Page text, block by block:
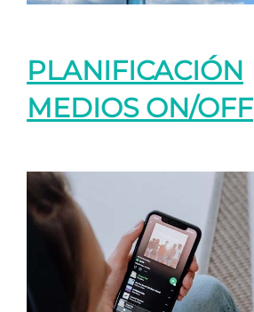
PLANIFICACIÓN
MEDIOS ON/OFF